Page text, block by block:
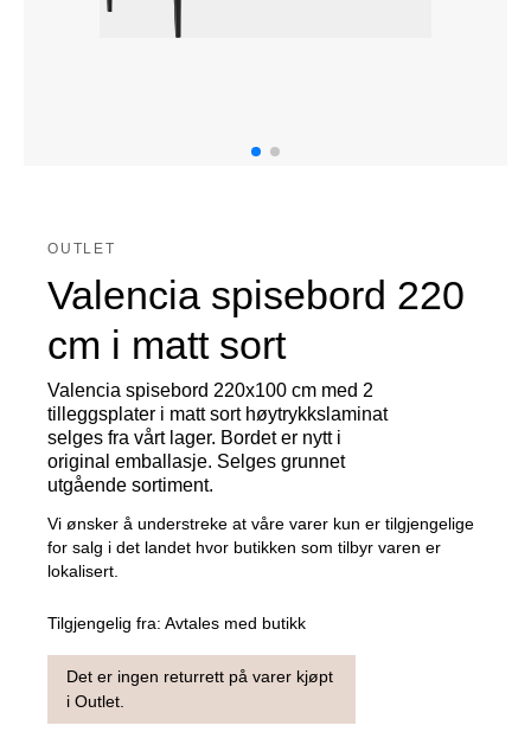
OUTLET
Valencia spisebord 220
cm i matt sort
Valencia spisebord 220x100 cm med 2
tilleggsplater i matt sort høytrykkslaminat
selges fra vårt lager. Bordet er nytt i
original emballasje. Selges grunnet
utgående sortiment.
Vi ønsker å understreke at våre varer kun er tilgjengelige
for salg i det landet hvor butikken som tilbyr varen er
lokalisert.
Tilgjengelig fra: Avtales med butikk
Det er ingen returrett på varer kjøpt
i Outlet.